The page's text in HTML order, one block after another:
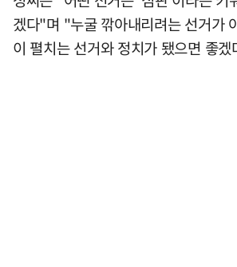
겠다"며 "누굴 깎아내리려는 선거가
이 펼치는 선거와 정치가 됐으면 좋